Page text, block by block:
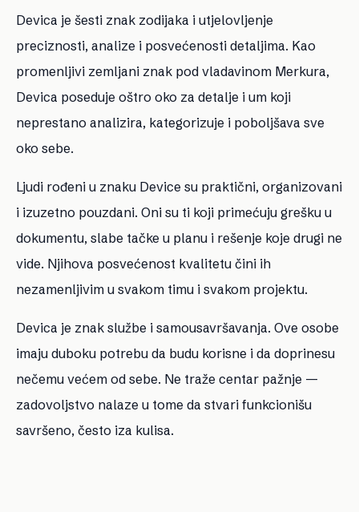
Devica je šesti znak zodijaka i utjelovljenje
preciznosti, analize i posvećenosti detaljima. Kao
promenljivi zemljani znak pod vladavinom Merkura,
Devica poseduje oštro oko za detalje i um koji
neprestano analizira, kategorizuje i poboljšava sve
oko sebe.
Ljudi rođeni u znaku Device su praktični, organizovani
i izuzetno pouzdani. Oni su ti koji primećuju grešku u
dokumentu, slabe tačke u planu i rešenje koje drugi ne
vide. Njihova posvećenost kvalitetu čini ih
nezamenljivim u svakom timu i svakom projektu.
Devica je znak službe i samousavršavanja. Ove osobe
imaju duboku potrebu da budu korisne i da doprinesu
nečemu većem od sebe. Ne traže centar pažnje —
zadovoljstvo nalaze u tome da stvari funkcionišu
savršeno, često iza kulisa.